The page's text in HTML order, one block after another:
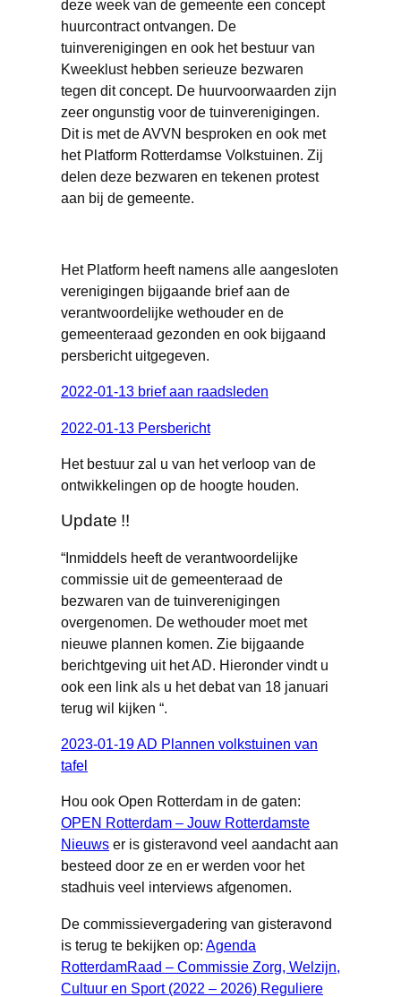
deze week van de gemeente een concept
huurcontract ontvangen. De
tuinverenigingen en ook het bestuur van
Kweeklust hebben serieuze bezwaren
tegen dit concept. De huurvoorwaarden zijn
zeer ongunstig voor de tuinverenigingen.
Dit is met de AVVN besproken en ook met
het Platform Rotterdamse Volkstuinen. Zij
delen deze bezwaren en tekenen protest
aan bij de gemeente.
Het Platform heeft namens alle aangesloten
verenigingen bijgaande brief aan de
verantwoordelijke wethouder en de
gemeenteraad gezonden en ook bijgaand
persbericht uitgegeven.
2022-01-13 brief aan raadsleden
2022-01-13 Persbericht
Het bestuur zal u van het verloop van de
ontwikkelingen op de hoogte houden.
Update !!
“Inmiddels heeft de verantwoordelijke
commissie uit de gemeenteraad de
bezwaren van de tuinverenigingen
overgenomen. De wethouder moet met
nieuwe plannen komen. Zie bijgaande
berichtgeving uit het AD. Hieronder vindt u
ook een link als u het debat van 18 januari
terug wil kijken “.
2023-01-19 AD Plannen volkstuinen van
tafel
Hou ook Open Rotterdam in de gaten:
OPEN Rotterdam – Jouw Rotterdamste
Nieuws er is gisteravond veel aandacht aan
besteed door ze en er werden voor het
stadhuis veel interviews afgenomen.
De commissievergadering van gisteravond
is terug te bekijken op: Agenda
RotterdamRaad – Commissie Zorg, Welzijn,
Cultuur en Sport (2022 – 2026) Reguliere